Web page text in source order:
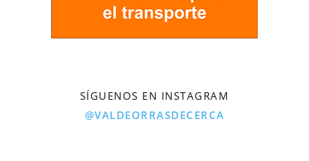
SÍGUENOS EN INSTAGRAM
@VALDEORRASDECERCA